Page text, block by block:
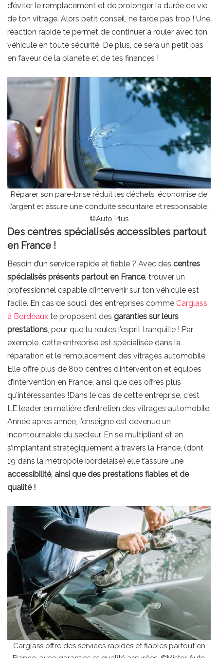
d’éviter le remplacement et de prolonger la durée de vie
de ton vitrage. Alors petit conseil, ne tarde pas trop ! Une
réaction rapide te permet de continuer à rouler avec ton
véhicule en toute sécurité. De plus, ce sera un petit pas
en faveur de la planète et de tes finances !
Réparer son pare-brise réduit les déchets, économise de
l’argent et assure une conduite sécuritaire et responsable.
©Auto Plus
Des centres spécialisés accessibles partout
en France !
Besoin d’un service rapide et fiable ? Avec des centres
spécialisés présents partout en France, trouver un
professionnel capable d’intervenir sur ton véhicule est
facile. En cas de souci, des entreprises comme Carglass
à Bordeaux te proposent des garanties sur leurs
prestations, pour que tu roules l’esprit tranquille ! Par
exemple, cette entreprise est spécialisée dans la
réparation et le remplacement des vitrages automobile.
Elle offre plus de 800 centres d’intervention et équipes
d’intervention en France, ainsi que des offres plus
qu’intéressantes !Dans le cas de cette entreprise, c’est
LE leader en matière d’entretien des vitrages automobile.
Année après année, l’enseigne est devenue un
incontournable du secteur. En se multipliant et en
s’implantant stratégiquement à travers la France, (dont
19 dans la métropole bordelaise) elle t’assure une
accessibilité, ainsi que des prestations fiables et de
qualité !
Carglass offre des services rapides et fiables partout en